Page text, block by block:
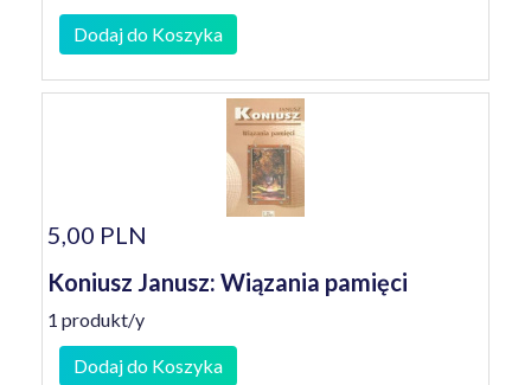
Dodaj do Koszyka
5,00 PLN
Koniusz Janusz: Wiązania pamięci
1 produkt/y
Dodaj do Koszyka